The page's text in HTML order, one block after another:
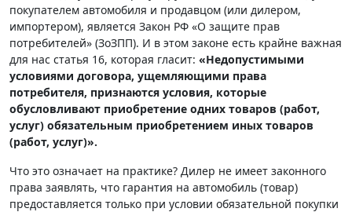
покупателем автомобиля и продавцом (или дилером,
импортером), является Закон РФ «О защите прав
потребителей» (ЗоЗПП). И в этом законе есть крайне важная
для нас статья 16, которая гласит: «Недопустимыми
условиями договора, ущемляющими права
потребителя, признаются условия, которые
обусловливают приобретение одних товаров (работ,
услуг) обязательным приобретением иных товаров
(работ, услуг)».
Что это означает на практике? Дилер не имеет законного
права заявлять, что гарантия на автомобиль (товар)
предоставляется только при условии обязательной покупки